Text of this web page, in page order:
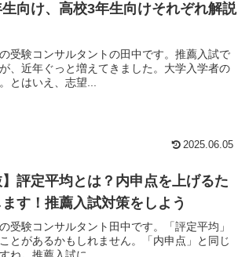
向け、高校3年生向けそれぞれ解説
受験コンサルタントの田中です。推薦入試で
、近年ぐっと増えてきました。大学入学者の
とはいえ、志望...
2025.06.05
】評定平均とは？内申点を上げるた
す！推薦入試対策をしよう
受験コンサルタント田中です。「評定平均」
とがあるかもしれません。「内申点」と同じ